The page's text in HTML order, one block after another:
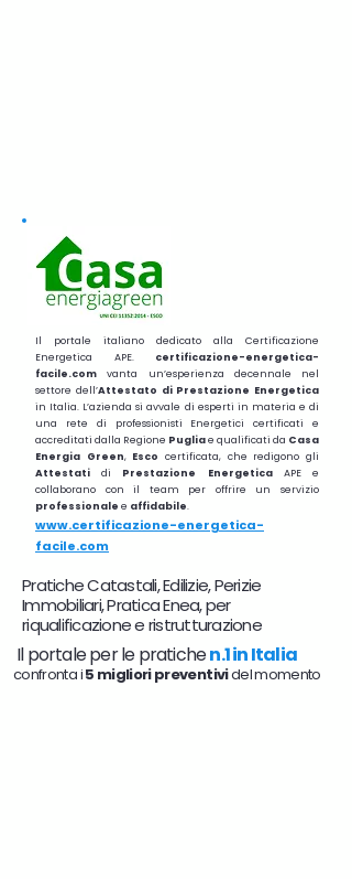
Il portale italiano dedicato alla Certificazione
Energetica APE. certificazione-energetica-
facile.com vanta un’esperienza decennale nel
settore dell’Attestato di Prestazione Energetica
in Italia. L’azienda si avvale di esperti in materia e di
una rete di professionisti Energetici certificati e
accreditati dalla Regione Pugliae qualificati da Casa
Energia Green, Escocertificata, che redigono gli
Attestatidi Prestazione EnergeticaAPE e
collaborano con il team per offrire un servizio
professionale e affidabile.
www.certificazione-energetica-
facile.com
Pratiche Catastali, Edilizie, Perizie
Immobiliari, Pratica Enea, per
riqualificazione e ristrutturazione
Il portale per le pratichen.1 in Italia
confronta i5 migliori preventividel momento